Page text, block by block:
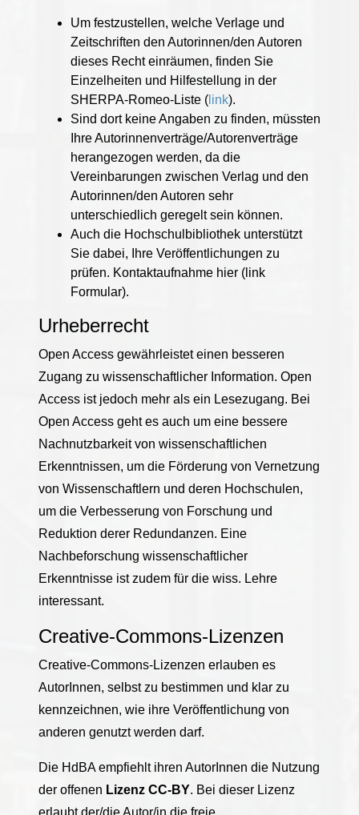
Um festzustellen, welche Verlage und
Zeitschriften den Autorinnen/den Autoren
dieses Recht einräumen, finden Sie
Einzelheiten und Hilfestellung in der
SHERPA-Romeo-Liste ( link).
Sind dort keine Angaben zu finden, müssten
Ihre Autorinnenverträge/Autorenverträge
herangezogen werden, da die
Vereinbarungen zwischen Verlag und den
Autorinnen/den Autoren sehr
unterschiedlich geregelt sein können.
Auch die Hochschulbibliothek unterstützt
Sie dabei, Ihre Veröffentlichungen zu
prüfen. Kontaktaufnahme hier (link
Formular).
Urheberrecht
Open Access gewährleistet einen besseren
Zugang zu wissenschaftlicher Information. Open
Access ist jedoch mehr als ein Lesezugang. Bei
Open Access geht es auch um eine bessere
Nachnutzbarkeit von wissenschaftlichen
Erkenntnissen, um die Förderung von Vernetzung
von Wissenschaftlern und deren Hochschulen,
um die Verbesserung von Forschung und
Reduktion derer Redundanzen. Eine
Nachbeforschung wissenschaftlicher
Erkenntnisse ist zudem für die wiss. Lehre
interessant.
Creative-Commons-Lizenzen
Creative-Commons-Lizenzen erlauben es
AutorInnen, selbst zu bestimmen und klar zu
kennzeichnen, wie ihre Veröffentlichung von
anderen genutzt werden darf.
Die HdBA empfiehlt ihren AutorInnen die Nutzung
der offenen Lizenz CC-BY. Bei dieser Lizenz
erlaubt der/die Autor/in die freie